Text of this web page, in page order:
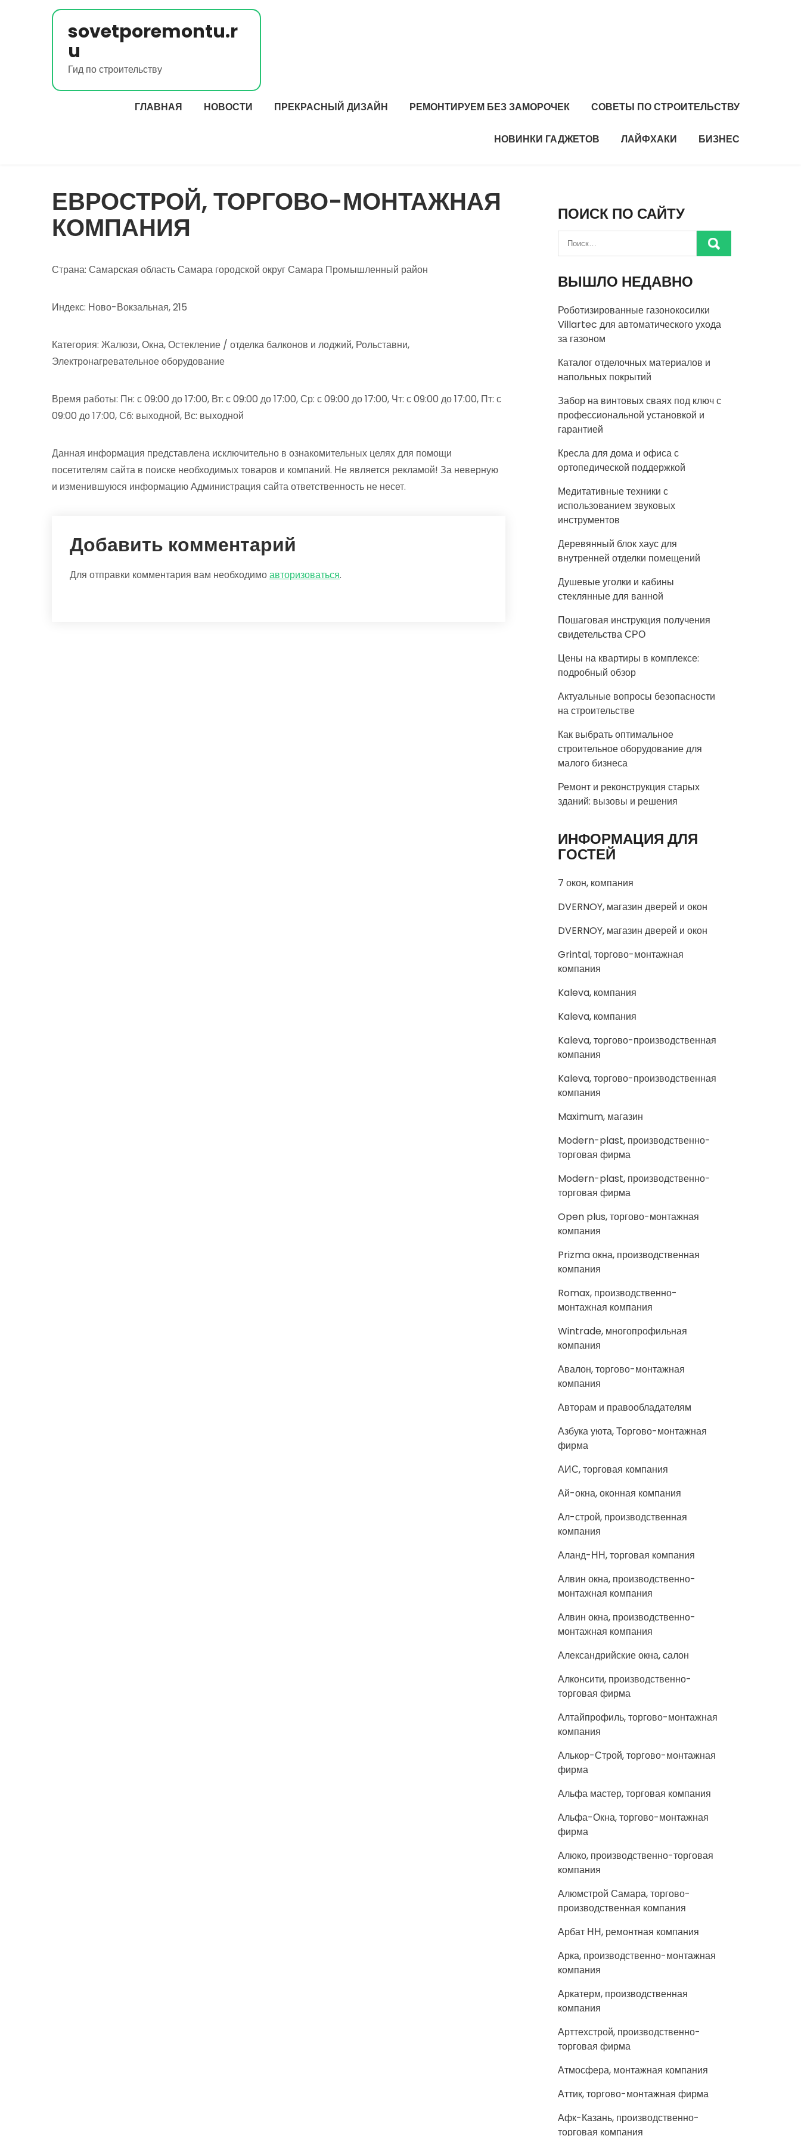
sovetporemontu.r
u
Гид по строительству
ГЛАВНАЯ НОВОСТИ ПРЕКРАСНЫЙ ДИЗАЙН РЕМОНТИРУЕМ БЕЗ ЗАМОРОЧЕК СОВЕТЫ ПО СТРОИТЕЛЬСТВУ
НОВИНКИ ГАДЖЕТОВ ЛАЙФХАКИ БИЗНЕС
ЕВРОСТРОЙ, ТОРГОВО-МОНТАЖНАЯ
КОМПАНИЯ
Страна: Самарская область Самара городской округ Самара Промышленный район
Индекс: Ново-Вокзальная, 215
Категория: Жалюзи, Окна, Остекление / отделка балконов и лоджий, Рольставни,
Электронагревательное оборудование
Время работы: Пн: с 09:00 до 17:00, Вт: с 09:00 до 17:00, Ср: с 09:00 до 17:00, Чт: с 09:00 до 17:00, Пт: с
09:00 до 17:00, Сб: выходной, Вс: выходной
Данная информация представлена исключительно в ознакомительных целях для помощи
посетителям сайта в поиске необходимых товаров и компаний. Не является рекламой! За неверную
и изменившуюся информацию Администрация сайта ответственность не несет.
Добавить комментарий
Для отправки комментария вам необходимоавторизоваться.
ПОИСК ПО САЙТУ
ВЫШЛО НЕДАВНО
Роботизированные газонокосилки
Villartec для автоматического ухода
за газоном
Каталог отделочных материалов и
напольных покрытий
Забор на винтовых сваях под ключ с
профессиональной установкой и
гарантией
Кресла для дома и офиса с
ортопедической поддержкой
Медитативные техники с
использованием звуковых
инструментов
Деревянный блок хаус для
внутренней отделки помещений
Душевые уголки и кабины
стеклянные для ванной
Пошаговая инструкция получения
свидетельства СРО
Цены на квартиры в комплексе:
подробный обзор
Актуальные вопросы безопасности
на строительстве
Как выбрать оптимальное
строительное оборудование для
малого бизнеса
Ремонт и реконструкция старых
зданий: вызовы и решения
ИНФОРМАЦИЯ ДЛЯ
ГОСТЕЙ
7 окон, компания
DVERNOY, магазин дверей и окон
DVERNOY, магазин дверей и окон
Grintal, торгово-монтажная
компания
Kaleva, компания
Kaleva, компания
Kaleva, торгово-производственная
компания
Kaleva, торгово-производственная
компания
Maximum, магазин
Modern-plast, производственно-
торговая фирма
Modern-plast, производственно-
торговая фирма
Open plus, торгово-монтажная
компания
Prizma окна, производственная
компания
Romax, производственно-
монтажная компания
Wintrade, многопрофильная
компания
Авалон, торгово-монтажная
компания
Авторам и правообладателям
Азбука уюта, Торгово-монтажная
фирма
АИС, торговая компания
Ай-окна, оконная компания
Ал-строй, производственная
компания
Аланд-НН, торговая компания
Алвин окна, производственно-
монтажная компания
Алвин окна, производственно-
монтажная компания
Александрийские окна, салон
Алконсити, производственно-
торговая фирма
Алтайпрофиль, торгово-монтажная
компания
Алькор-Строй, торгово-монтажная
фирма
Альфа мастер, торговая компания
Альфа-Окна, торгово-монтажная
фирма
Алюко, производственно-торговая
компания
Алюмстрой Самара, торгово-
производственная компания
Арбат НН, ремонтная компания
Арка, производственно-монтажная
компания
Аркатерм, производственная
компания
Арттехстрой, производственно-
торговая фирма
Атмосфера, монтажная компания
Аттик, торгово-монтажная фирма
Афк-Казань, производственно-
торговая компания